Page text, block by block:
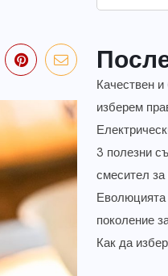
Качествен
изберем
3 полезни
смесител за
Еволюцията
поколение
Как да